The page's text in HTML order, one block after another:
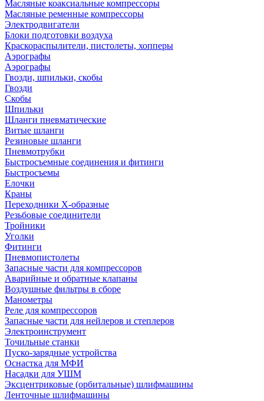
Масляные коаксиальные компрессоры
Масляные ременные компрессоры
Электродвигатели
Блоки подготовки воздуха
Краскораспылители, пистолеты, хопперы
Аэрографы
Аэрографы
Гвозди, шпильки, скобы
Гвозди
Скобы
Шпильки
Шланги пневматические
Витые шланги
Резиновые шланги
Пневмотрубки
Быстросъемные соединения и фитинги
Быстросъемы
Елочки
Краны
Переходники Х-образные
Резьбовые соединители
Тройники
Уголки
Фитинги
Пневмопистолеты
Запасные части для компрессоров
Аварийные и обратные клапаны
Воздушные фильтры в сборе
Манометры
Реле для компрессоров
Запасные части для нейлеров и степлеров
Электроинструмент
Точильные станки
Пуско-зарядные устройства
Оснастка для МФИ
Насадки для УШМ
Эксцентриковые (орбитальные) шлифмашины
Ленточные шлифмашины